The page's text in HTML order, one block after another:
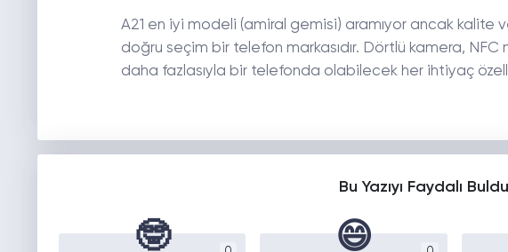
A21 en iyi modeli (amiral gemisi) aramıyor ancak kalite
doğru seçim bir telefon markasıdır. Dörtlü kamera,
daha fazlasıyla bir telefonda olabilecek her ihtiyaç
Bu Yazıyı Faydalı
🤓 😄